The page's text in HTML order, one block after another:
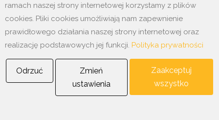
ramach naszej strony internetowej korzystamy z plików
cookies. Pliki cookies umożliwiają nam zapewnienie
prawidłowego działania naszej strony internetowej oraz
realizację podstawowych jej funkcji. Polityka prywatności
Odrzuć
Zmień
ustawienia
Zaakceptuj
wszystko
Ostatnie aktualności